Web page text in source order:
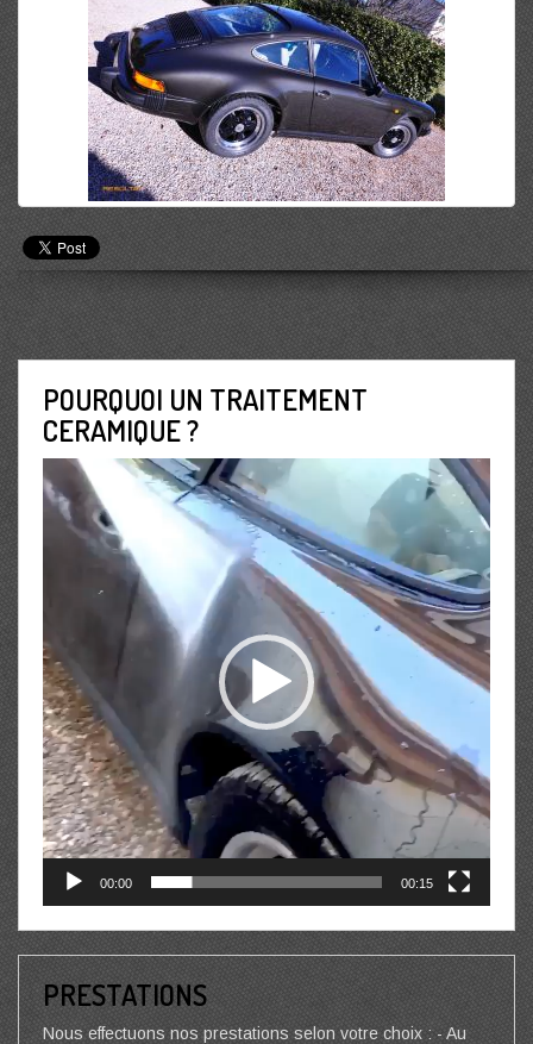
POURQUOI UN TRAITEMENT
CERAMIQUE ?
Lecteur
vidéo
00:00 00:15
PRESTATIONS
Nous effectuons nos prestations selon votre choix : - Au